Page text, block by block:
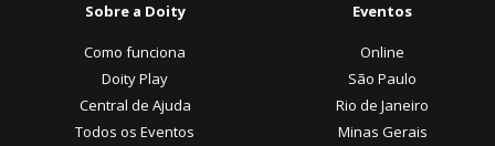
Sobre a Doity
Como funciona
Doity Play
Central de Ajuda
Todos os Eventos
Eventos
Online
São Paulo
Rio de Janeiro
Minas Gerais